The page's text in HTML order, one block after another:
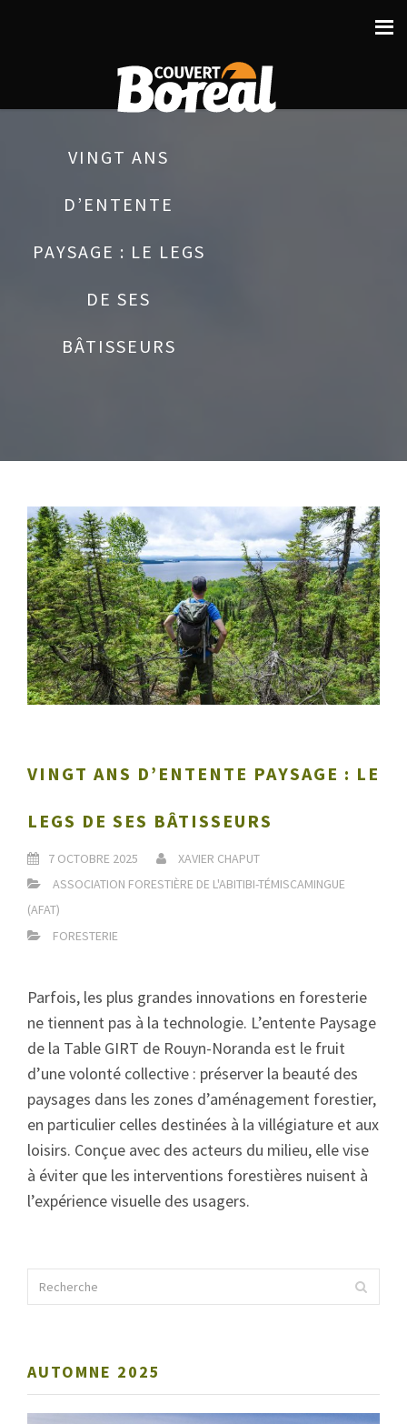
VINGT ANS
D’ENTENTE
PAYSAGE : LE LEGS
DE SES
BÂTISSEURS
VINGT ANS D’ENTENTE PAYSAGE : LE
LEGS DE SES BÂTISSEURS
7 OCTOBRE 2025
XAVIER CHAPUT
ASSOCIATION FORESTIÈRE DE L'ABITIBI-TÉMISCAMINGUE
(AFAT)
FORESTERIE
Parfois, les plus grandes innovations en foresterie
ne tiennent pas à la technologie. L’entente Paysage
de la Table GIRT de Rouyn-Noranda est le fruit
d’une volonté collective : préserver la beauté des
paysages dans les zones d’aménagement forestier,
en particulier celles destinées à la villégiature et aux
loisirs. Conçue avec des acteurs du milieu, elle vise
à éviter que les interventions forestières nuisent à
l’expérience visuelle des usagers.
AUTOMNE 2025